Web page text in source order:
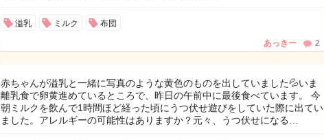
溢乳 ミルク 布団
あっきー 2
赤ちゃんが溢乳と一緒に写真のような黄色のものを出していました💦いま
離乳食で卵黄進めているところで、昨日の午前中に最後食べています。 今
朝ミルクを飲んで1時間ほど経った頃にうつ伏せ遊びをしていた際に出てい
ました。アレルギーの可能性はありますか？元々、うつ伏せになる…